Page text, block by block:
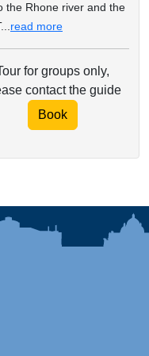
the Rhone river and the
read more
for groups only,
contact the guide
Book